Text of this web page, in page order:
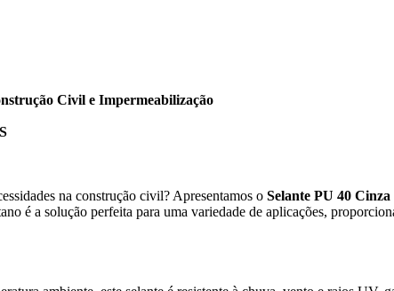
Civil e Impermeabilização
na construção civil? Apresentamos o Selante PU 40 Cinza
é a solução perfeita para uma variedade de aplicações,